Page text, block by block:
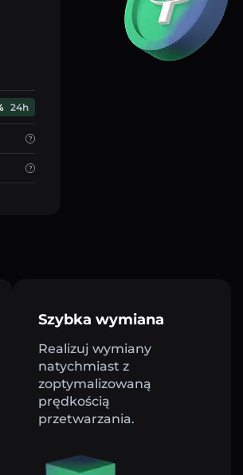
24h
Szybka wymiana
Realizuj wymiany
natychmiast z
zoptymalizowaną
prędkością
przetwarzania.